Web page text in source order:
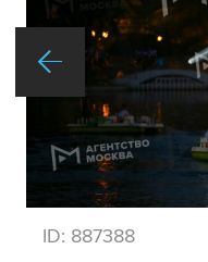
ID: 887388